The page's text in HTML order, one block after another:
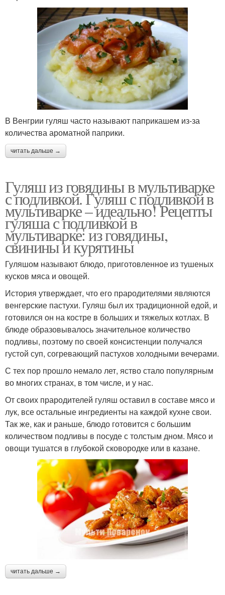
В Венгрии гуляш часто называют паприкашем из-за
количества ароматной паприки.
читать дальше →
Гуляш из говядины в мультиварке
с подливкой. Гуляш с подливкой в
мультиварке – идеально! Рецепты
гуляша с подливкой в
мультиварке: из говядины,
свинины и курятины
Гуляшом называют блюдо, приготовленное из тушеных
кусков мяса и овощей.
История утверждает, что его прародителями являются
венгерские пастухи. Гуляш был их традиционной едой, и
готовился он на костре в больших и тяжелых котлах. В
блюде образовывалось значительное количество
подливы, поэтому по своей консистенции получался
густой суп, согревающий пастухов холодными вечерами.
С тех пор прошло немало лет, яство стало популярным
во многих странах, в том числе, и у нас.
От своих прародителей гуляш оставил в составе мясо и
лук, все остальные ингредиенты на каждой кухне свои.
Так же, как и раньше, блюдо готовится с большим
количеством подливы в посуде с толстым дном. Мясо и
овощи тушатся в глубокой сковородке или в казане.
читать дальше →